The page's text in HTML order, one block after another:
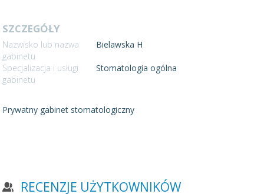
SZCZEGÓŁY
Nazwisko lub nazwa
gabinetu
Bielawska H
Specjalizacja i usługi
gabinetu
Stomatologia ogólna
Prywatny gabinet stomatologiczny
RECENZJE UŻYTKOWNIKÓW